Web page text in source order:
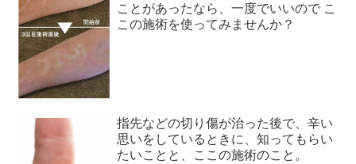
ことがあったなら、一度でいいので こ
この施術を使ってみませんか？
指先などの切り傷が治った後で、辛い
思いをしているときに、知ってもらい
たいことと、ここの施術のこと。